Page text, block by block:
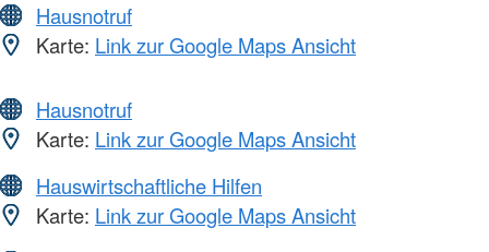
Hausnotruf
Karte: Link zur Google Maps Ansicht
Hausnotruf
Karte: Link zur Google Maps Ansicht
Hauswirtschaftliche Hilfen
Karte: Link zur Google Maps Ansicht